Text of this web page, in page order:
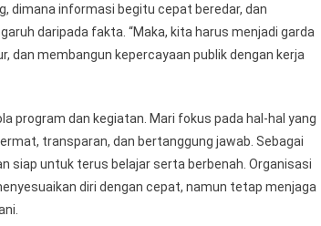
dimana informasi begitu cepat beredar, dan
daripada fakta. “Maka, kita harus menjadi garda
dan membangun kepercayaan publik dengan kerja
program dan kegiatan. Mari fokus pada hal-hal yang
transparan, dan bertanggung jawab. Sebagai
siap untuk terus belajar serta berbenah. Organisasi
diri dengan cepat, namun tetap menjaga